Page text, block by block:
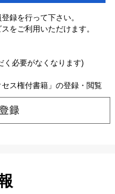
録を行って下さい。
をご利用いただけます。
必要がなくなります)
ス権付書籍」の登録・閲覧